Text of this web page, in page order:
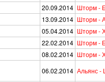
20.09.2014 Шторм -
13.09.2014 Шторм -
05.04.2014 Шторм -
22.02.2014 Шторм -
08.02.2014 Шторм -
06.02.2014 Альянс -